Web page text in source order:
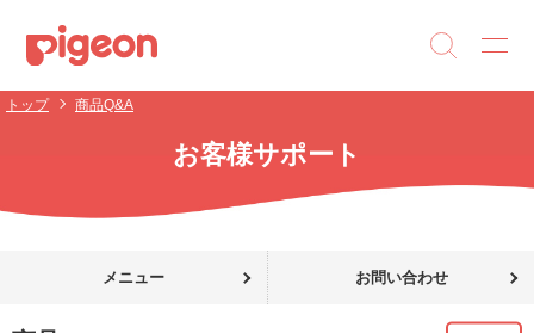
トップ 商品Q&A
お客様サポート
メニュー お問い合わせ